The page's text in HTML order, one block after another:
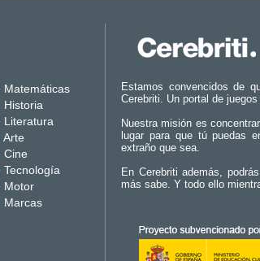
Matemáticas
Historia
Literatura
Arte
Cine
Tecnología
Motor
Marcas
Estamos convencidos de
Cerebriti. Un portal de
Nuestra misión es
lugar para que tú puedas
extraño que sea.
En Cerebriti además,
más sabe. Y todo ello